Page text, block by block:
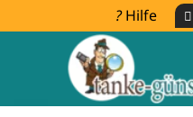
Hilfe